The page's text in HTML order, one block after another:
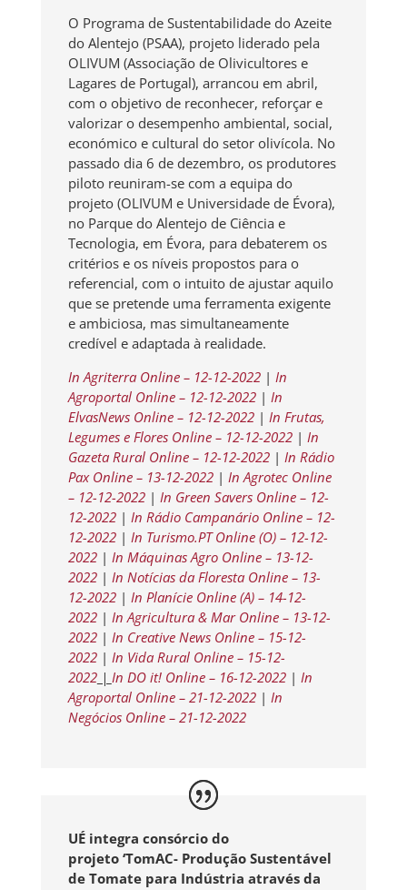
O Programa de Sustentabilidade do Azeite
do Alentejo (PSAA), projeto liderado pela
OLIVUM (Associação de Olivicultores e
Lagares de Portugal), arrancou em abril,
com o objetivo de reconhecer, reforçar e
valorizar o desempenho ambiental, social,
económico e cultural do setor olivícola. No
passado dia 6 de dezembro, os produtores
piloto reuniram-se com a equipa do
projeto (OLIVUM e Universidade de Évora),
no Parque do Alentejo de Ciência e
Tecnologia, em Évora, para debaterem os
critérios e os níveis propostos para o
referencial, com o intuito de ajustar aquilo
que se pretende uma ferramenta exigente
e ambiciosa, mas simultaneamente
credível e adaptada à realidade.
In Agriterra Online – 12-12-2022| In
Agroportal Online – 12-12-2022| In
ElvasNews Online – 12-12-2022| In Frutas,
Legumes e Flores Online – 12-12-2022| In
Gazeta Rural Online – 12-12-2022| In Rádio
Pax Online – 13-12-2022| In Agrotec Online
– 12-12-2022| In Green Savers Online – 12-
12-2022| In Rádio Campanário Online – 12-
12-2022| In Turismo.PT Online (O) – 12-12-
2022| In Máquinas Agro Online – 13-12-
2022| In Notícias da Floresta Online – 13-
12-2022| In Planície Online (A) – 14-12-
2022| In Agricultura & Mar Online – 13-12-
2022| In Creative News Online – 15-12-
2022| In Vida Rural Online – 15-12-
2022| In DO it! Online – 16-12-2022 | In
Agroportal Online – 21-12-2022| In
Negócios Online – 21-12-2022
UÉ integra consórcio do
projeto ‘TomAC- Produção Sustentável
de Tomate para Indústria através da